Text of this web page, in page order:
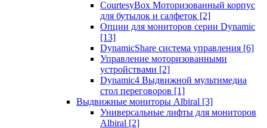
CourtesyBox Моторизованный корпус
для бутылок и салфеток [2]
Опции для мониторов серии Dynamic
[13]
DynamicShare система управления [6]
Управление моторизованными
устройствами [2]
Dynamic4 Выдвижной мультимедиа
стол переговоров [1]
Выдвижные мониторы Albiral [3]
Универсальные лифты для мониторов
Albiral [2]